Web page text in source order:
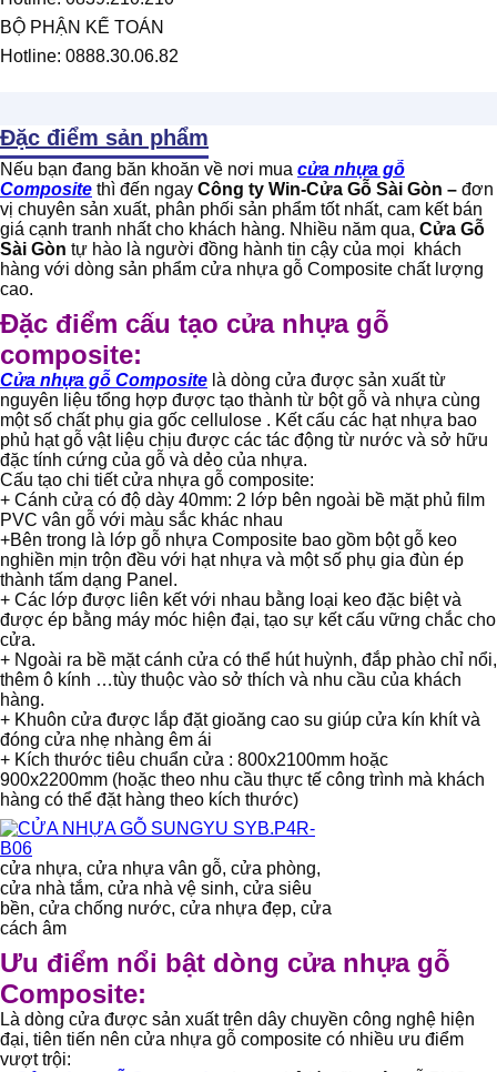
BỘ PHẬN KẾ TOÁN
Hotline: 0888.30.06.82
Đặc điểm sản phẩm
Nếu bạn đang băn khoăn về nơi mua cửa nhựa gỗ
Composite thì đến ngay Công ty Win-Cửa Gỗ Sài Gòn – đơn
vị chuyên sản xuất, phân phối sản phẩm tốt nhất, cam kết bán
giá cạnh tranh nhất cho khách hàng. Nhiều năm qua, Cửa Gỗ
Sài Gòn tự hào là người đồng hành tin cậy của mọi khách
hàng với dòng sản phẩm cửa nhựa gỗ Composite chất lượng
cao.
Đặc điểm cấu tạo cửa nhựa gỗ
composite:
Cửa nhựa gỗ Composite là dòng cửa được sản xuất từ
nguyên liệu tổng hợp được tạo thành từ bột gỗ và nhựa cùng
một số chất phụ gia gốc cellulose . Kết cấu các hạt nhựa bao
phủ hạt gỗ vật liệu chịu được các tác động từ nước và sở hữu
đặc tính cứng của gỗ và dẻo của nhựa.
Cấu tạo chi tiết cửa nhựa gỗ composite:
+ Cánh cửa có độ dày 40mm: 2 lớp bên ngoài bề mặt phủ film
PVC vân gỗ với màu sắc khác nhau
+Bên trong là lớp gỗ nhựa Composite bao gồm bột gỗ keo
nghiền mịn trộn đều với hạt nhựa và một số phụ gia đùn ép
thành tấm dạng Panel.
+ Các lớp được liên kết với nhau bằng loại keo đặc biệt và
được ép bằng máy móc hiện đại, tạo sự kết cấu vững chắc cho
cửa.
+ Ngoài ra bề mặt cánh cửa có thể hút huỳnh, đắp phào chỉ nổi,
thêm ô kính …tùy thuộc vào sở thích và nhu cầu của khách
hàng.
+ Khuôn cửa được lắp đặt gioăng cao su giúp cửa kín khít và
đóng cửa nhẹ nhàng êm ái
+ Kích thước tiêu chuẩn cửa : 800x2100mm hoặc
900x2200mm (hoặc theo nhu cầu thực tế công trình mà khách
hàng có thể đặt hàng theo kích thước)
cửa nhựa, cửa nhựa vân gỗ, cửa phòng,
cửa nhà tắm, cửa nhà vệ sinh, cửa siêu
bền, cửa chống nước, cửa nhựa đẹp, cửa
cách âm
Ưu điểm nổi bật dòng cửa nhựa gỗ
Composite:
Là dòng cửa được sản xuất trên dây chuyền công nghệ hiện
đại, tiên tiến nên cửa nhựa gỗ composite có nhiều ưu điểm
vượt trội: